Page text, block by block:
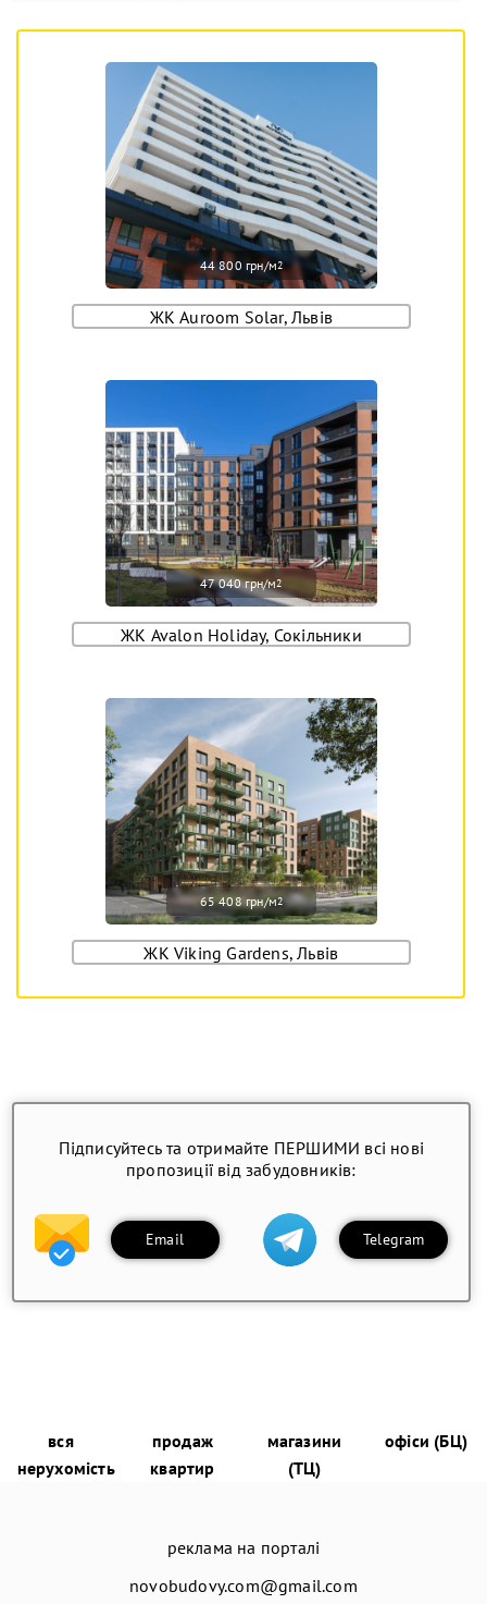
44 800 грн/м2
ЖК Auroom Solar, Львів
47 040 грн/м2
ЖК Avalon Holiday, Сокільники
65 408 грн/м2
ЖК Viking Gardens, Львів
Підписуйтесь та отримайте ПЕРШИМИ всі нові
пропозиції від забудовників:
Email Telegram
вся
нерухомість
продаж
квартир
магазини
(ТЦ)
офіси (БЦ)
реклама на порталі
novobudovy.com@gmail.com